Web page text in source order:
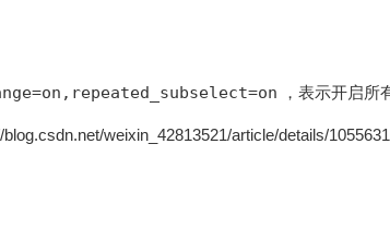
，表示开启所
weixin_42813521/article/details/